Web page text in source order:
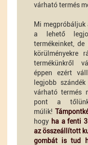
várható termés
Mi megpróbáljuk
a lehető
termékeinket,
körülményekre
termékünkről
éppen ezért
legjobb
várható termés
pont a tőlünk
múlik!
hogy ha a fenti
az összeállított
gombát is tud